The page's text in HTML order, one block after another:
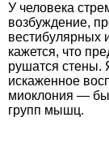
У человека
возбуждение,
вестибулярных
кажется, что
рушатся
искаженное
миоклония —
групп мышц.